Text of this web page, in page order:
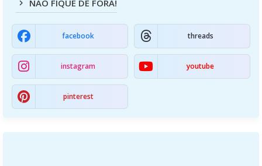
NÃO FIQUE DE FORA!
facebook threads
instagram youtube
pinterest